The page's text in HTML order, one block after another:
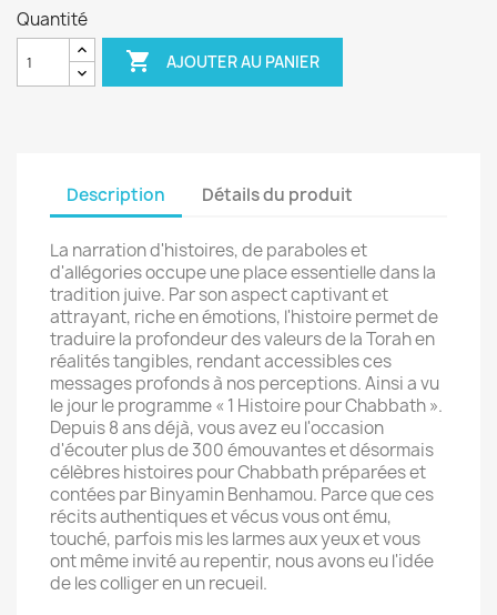
Quantité
 AJOUTER AU PANIER
Description Détails du produit
La narration d'histoires, de paraboles et
d'allégories occupe une place essentielle dans la
tradition juive. Par son aspect captivant et
attrayant, riche en émotions, l'histoire permet de
traduire la profondeur des valeurs de la Torah en
réalités tangibles, rendant accessibles ces
messages profonds à nos perceptions. Ainsi a vu
le jour le programme « 1 Histoire pour Chabbath ».
Depuis 8 ans déjà, vous avez eu l'occasion
d'écouter plus de 300 émouvantes et désormais
célèbres histoires pour Chabbath préparées et
contées par Binyamin Benhamou. Parce que ces
récits authentiques et vécus vous ont ému,
touché, parfois mis les larmes aux yeux et vous
ont même invité au repentir, nous avons eu l'idée
de les colliger en un recueil.